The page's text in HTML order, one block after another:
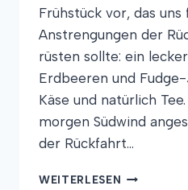
Frühstück vor, das uns
Anstrengungen der
rüsten sollte: ein
Erdbeeren und
Käse und natürlich
morgen Südwind
der Rückfahrt…
WEITERLESEN WIND,